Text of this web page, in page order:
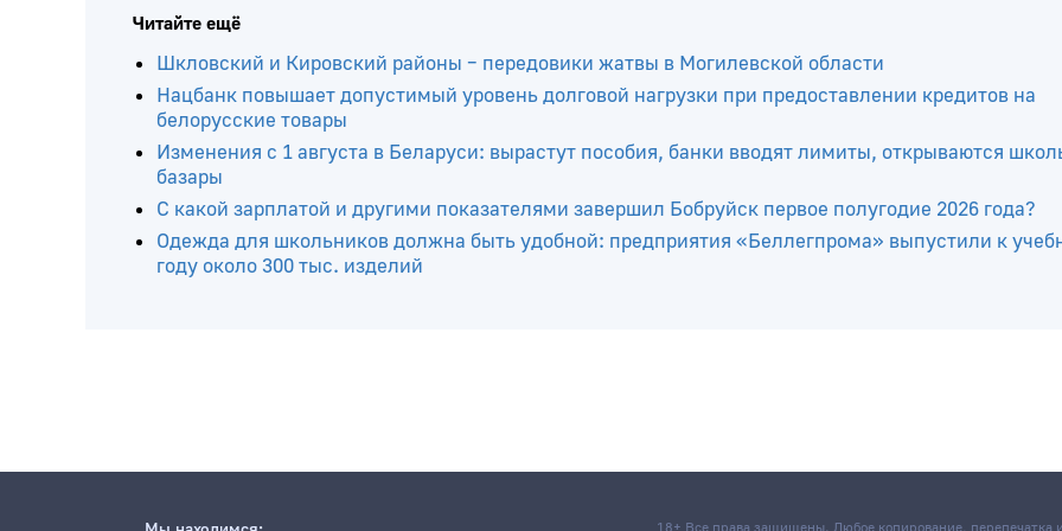
Читайте ещё
Шкловский и Кировский районы – передовики жатвы в Могилевской области
Нацбанк повышает допустимый уровень долговой нагрузки при предоставлении кредитов на
белорусские товары
Изменения с 1 августа в Беларуси: вырастут пособия, банки вводят лимиты, открываются
базары
С какой зарплатой и другими показателями завершил Бобруйск первое полугодие 2026 года?
Одежда для школьников должна быть удобной: предприятия «Беллегпрома» выпустили к
году около 300 тыс. изделий